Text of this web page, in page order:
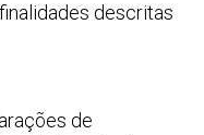
descritas
de